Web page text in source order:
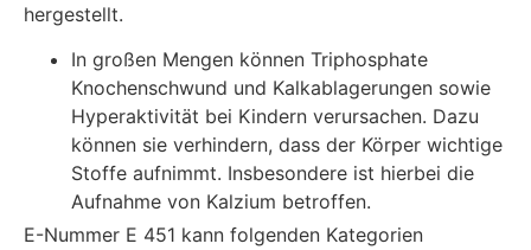
hergestellt.
In großen Mengen können Triphosphate
Knochenschwund und Kalkablagerungen sowie
Hyperaktivität bei Kindern verursachen. Dazu
können sie verhindern, dass der Körper wichtige
Stoffe aufnimmt. Insbesondere ist hierbei die
Aufnahme von Kalzium betroffen.
E-Nummer E 451 kann folgenden Kategorien